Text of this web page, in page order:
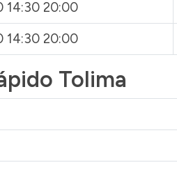
14:30 20:00
14:30 20:00
Tolima